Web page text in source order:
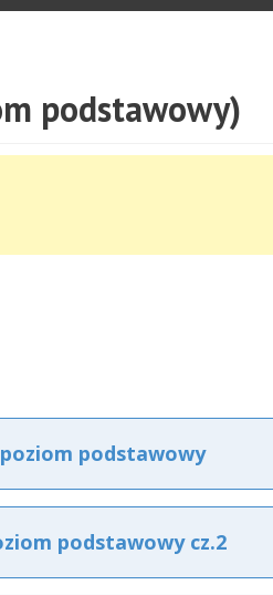
podstawowy)
podstawowy
podstawowy cz.2